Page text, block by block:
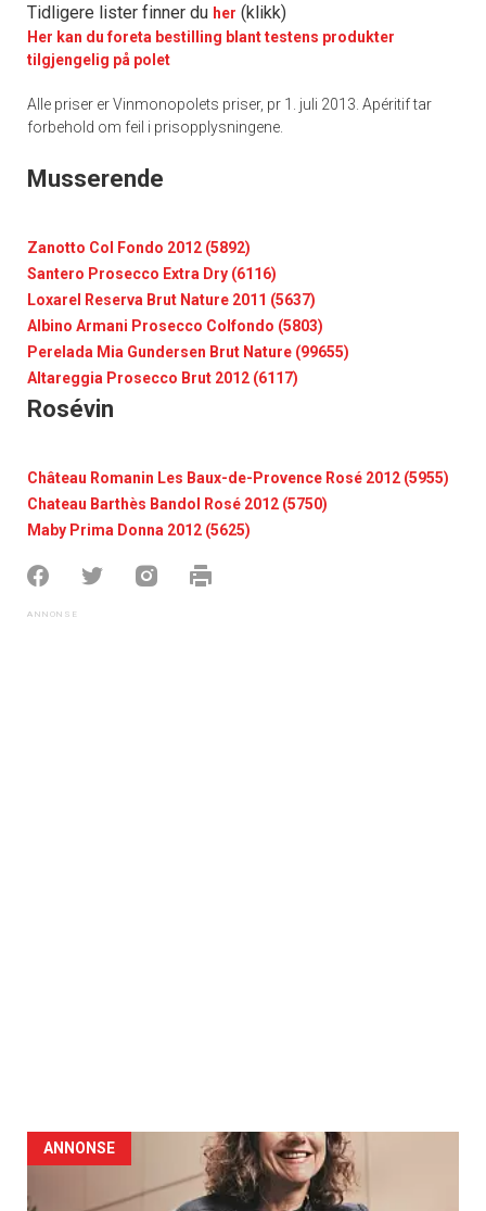
Tidligere lister finner du her (klikk)
Her kan du foreta bestilling blant testens produkter
tilgjengelig på polet
Alle priser er Vinmonopolets priser, pr 1. juli 2013. Apéritif tar
forbehold om feil i prisopplysningene.
Musserende
Zanotto Col Fondo 2012 (5892)
Santero Prosecco Extra Dry (6116)
Loxarel Reserva Brut Nature 2011 (5637)
Albino Armani Prosecco Colfondo (5803)
Perelada Mia Gundersen Brut Nature (99655)
Altareggia Prosecco Brut 2012 (6117)
Rosévin
Château Romanin Les Baux-de-Provence Rosé 2012 (5955)
Chateau Barthès Bandol Rosé 2012 (5750)
Maby Prima Donna 2012 (5625)
ANNONSE